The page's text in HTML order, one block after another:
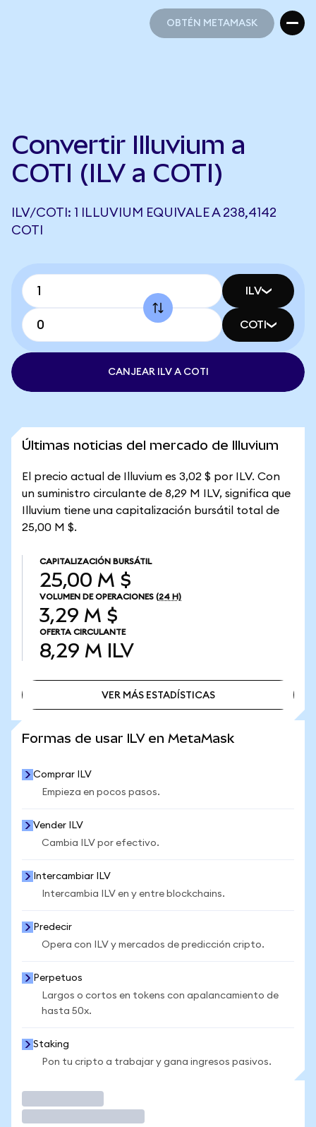
OBTÉN METAMASK
Convertir Illuvium a
COTI (ILV a COTI)
ILV/COTI: 1 ILLUVIUM EQUIVALE A 238,4142
COTI
ILV
COTI
CANJEAR ILV A COTI
Últimas noticias del mercado de Illuvium
El precio actual de Illuvium es 3,02 $ por ILV. Con
un suministro circulante de 8,29 M ILV, significa que
Illuvium tiene una capitalización bursátil total de
25,00 M $.
CAPITALIZACIÓN BURSÁTIL
25,00 M $
VOLUMEN DE OPERACIONES (24 H)
3,29 M $
OFERTA CIRCULANTE
8,29 M ILV
VER MÁS ESTADÍSTICAS
Formas de usar ILV en MetaMask
Comprar ILV
Empieza en pocos pasos.
Vender ILV
Cambia ILV por efectivo.
Intercambiar ILV
Intercambia ILV en y entre blockchains.
Predecir
Opera con ILV y mercados de predicción cripto.
Perpetuos
Largos o cortos en tokens con apalancamiento de
hasta 50x.
Staking
Pon tu cripto a trabajar y gana ingresos pasivos.